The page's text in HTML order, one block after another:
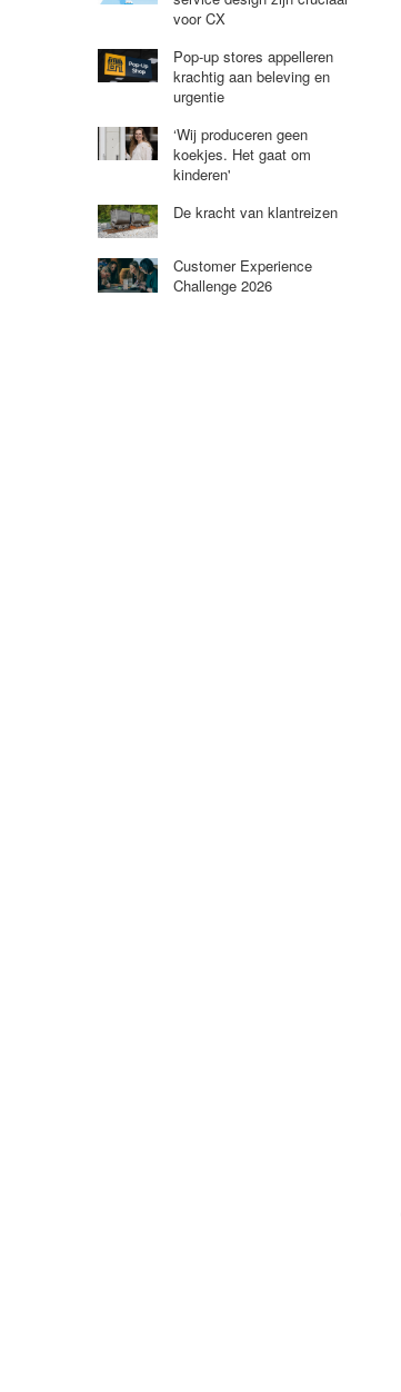
voor CX
Pop-up stores appelleren
krachtig aan beleving en
urgentie
‘Wij produceren geen
koekjes. Het gaat om
kinderen'
De kracht van klantreizen
Customer Experience
Challenge 2026